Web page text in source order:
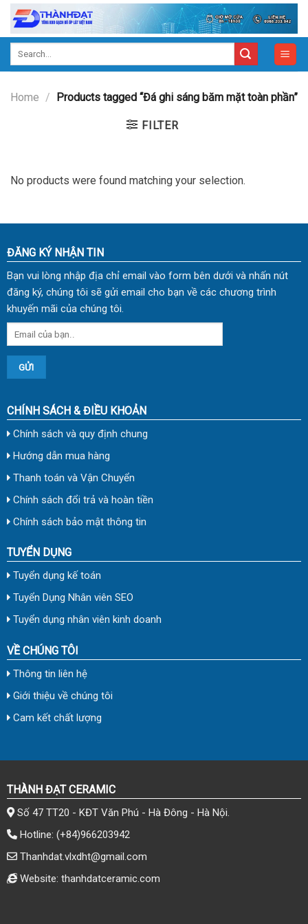
Skip
content
Home / Products tagged “Đá ghi sáng băm mặt toàn phần”
FILTER
No products were found matching your selection.
ĐĂNG KÝ NHẬN TIN
Bạn vui lòng nhập địa chỉ email vào form bên dưới và nhấn nút
đăng ký, chúng tôi sẽ gửi email cho bạn về các chương trình
khuyến mãi của chúng tôi.
CHÍNH SÁCH & ĐIỀU KHOẢN
Chính sách và quy định chung
Hướng dẫn mua hàng
Thanh toán và Vận Chuyển
Chính sách đổi trả và hoàn tiền
Chính sách bảo mật thông tin
TUYỂN DỤNG
Tuyển dụng kế toán
Tuyển Dụng Nhân viên SEO
Tuyển dụng nhân viên kinh doanh
VỀ CHÚNG TÔI
Thông tin liên hệ
Giới thiệu về chúng tôi
Cam kết chất lượng
THÀNH ĐẠT CERAMIC
Số 47 TT20 - KĐT Văn Phú - Hà Đông - Hà Nội.
Hotline: (+84)966203942
Thanhdat.vlxdht@gmail.com
Website: thanhdatceramic.com